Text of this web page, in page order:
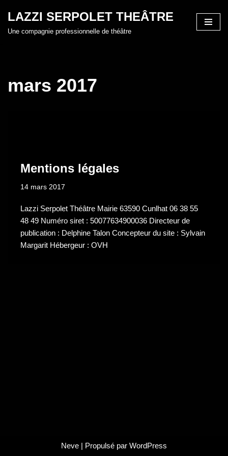
Aller
LAZZI SERPOLET THEÂTRE
Une compagnie professionnelle de théâtre
mars 2017
Mentions légales
14 mars 2017
Lazzi Serpolet Théâtre Mairie 63590 Cunlhat 06 38 55
48 49 Numéro siret : 50077634900036 Directeur de
publication : Delphine Talon Concepteur du site : Sylvain
Margarit Hébergeur : OVH
Neve | Propulsé par WordPress